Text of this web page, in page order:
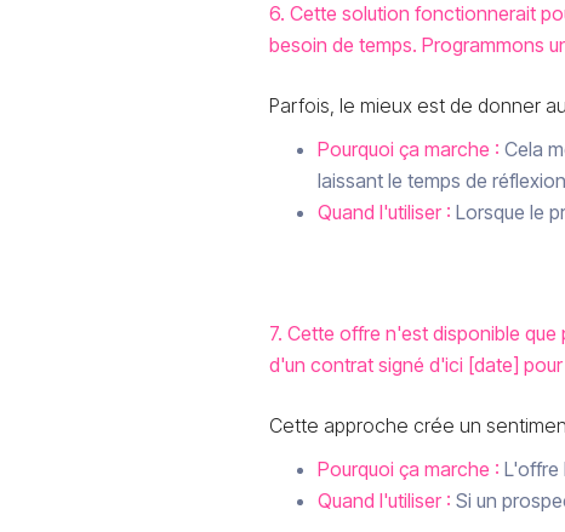
6. Cette solution fonctionnerait
besoin de temps. Programmons
Parfois, le mieux est de donner
Pourquoi ça marche : Cela
laissant le temps de
Quand l'utiliser : Lorsque le
7. Cette offre n'est disponible
d'un contrat signé d'ici [date] pour
Cette approche crée un
Pourquoi ça marche : L'offre
Quand l'utiliser : Si un